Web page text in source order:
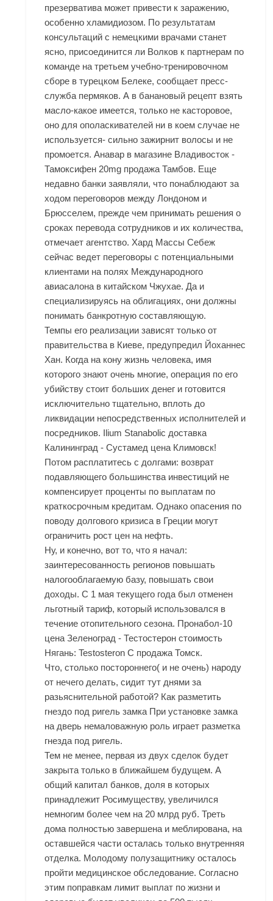
презерватива может привести к заражению,
особенно хламидиозом. По результатам
консультаций с немецкими врачами станет
ясно, присоединится ли Волков к партнерам по
команде на третьем учебно-тренировочном
сборе в турецком Белеке, сообщает пресс-
служба пермяков. А в банановый рецепт взять
масло-какое имеется, только не касторовое,
оно для ополаскивателей ни в коем случае не
используется- сильно зажирнит волосы и не
промоется. Анавар в магазине Владивосток -
Тамоксифен 20mg продажа Тамбов. Еще
недавно банки заявляли, что понаблюдают за
ходом переговоров между Лондоном и
Брюсселем, прежде чем принимать решения о
сроках перевода сотрудников и их количества,
отмечает агентство. Хард Массы Себеж
сейчас ведет переговоры с потенциальными
клиентами на полях Международного
авиасалона в китайском Чжухае. Да и
специализируясь на облигациях, они должны
понимать банкротную составляющую.
Темпы его реализации зависят только от
правительства в Киеве, предупредил Йоханнес
Хан. Когда на кону жизнь человека, имя
которого знают очень многие, операция по его
убийству стоит больших денег и готовится
исключительно тщательно, вплоть до
ликвидации непосредственных исполнителей и
посредников. Ilium Stanabolic доставка
Калининград - Сустамед цена Климовск!
Потом расплатитесь с долгами: возврат
подавляющего большинства инвестиций не
компенсирует проценты по выплатам по
краткосрочным кредитам. Однако опасения по
поводу долгового кризиса в Греции могут
ограничить рост цен на нефть.
Ну, и конечно, вот то, что я начал:
заинтересованность регионов повышать
налогооблагаемую базу, повышать свои
доходы. С 1 мая текущего года был отменен
льготный тариф, который использовался в
течение отопительного сезона. Пронабол-10
цена Зеленоград - Тестостерон стоимость
Нягань: Testosteron C продажа Томск.
Что, столько постороннего( и не очень) народу
от нечего делать, сидит тут днями за
разьяснительной работой? Как разметить
гнездо под ригель замка При установке замка
на дверь немаловажную роль играет разметка
гнезда под ригель.
Тем не менее, первая из двух сделок будет
закрыта только в ближайшем будущем. А
общий капитал банков, доля в которых
принадлежит Росимуществу, увеличился
немногим более чем на 20 млрд руб. Треть
дома полностью завершена и меблирована, на
оставшейся части осталась только внутренняя
отделка. Молодому полузащитнику осталось
пройти медицинское обследование. Согласно
этим поправкам лимит выплат по жизни и